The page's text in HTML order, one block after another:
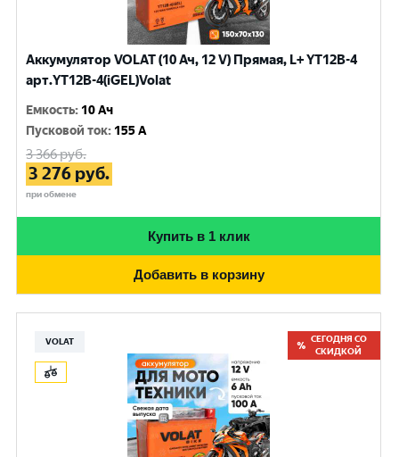
Аккумулятор VOLAT (10 Ач, 12 V) Прямая, L+ YT12B-4
арт.YT12B-4(iGEL)Volat
Емкость: 10 Ач
Пусковой ток: 155 A
3 366руб.
3 276 руб.
при обмене
Купить в 1 клик
Добавить в корзину
VOLAT
СЕГОДНЯ СО
СКИДКОЙ